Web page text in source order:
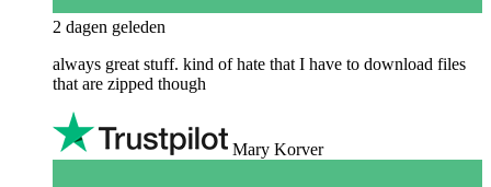
2 dagen geleden
always great stuff. kind of hate that I have to download files
that are zipped though
Mary Korver